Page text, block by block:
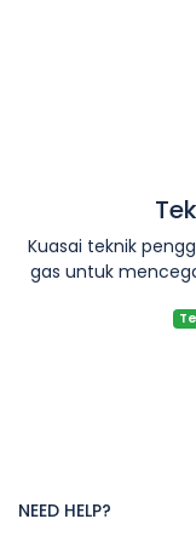
Kuasai teknik
gas untuk
NEED HELP?